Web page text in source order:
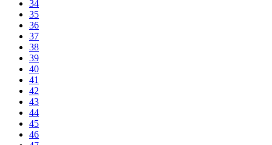
34
35
36
37
38
39
40
41
42
43
44
45
46